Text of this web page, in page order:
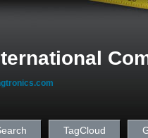
TagCloud